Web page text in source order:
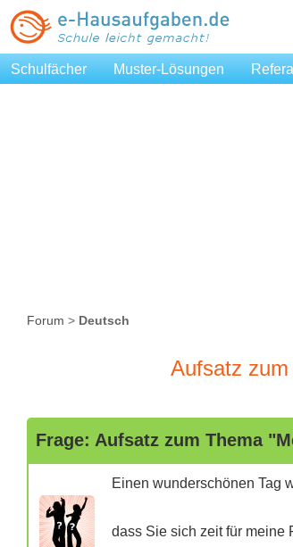
Schulfächer Muster-Lösungen
Forum > Deutsch
Aufsatz
Frage: Aufsatz zum Thema
Einen wunderschönen Tag
dass Sie sich zeit für meine